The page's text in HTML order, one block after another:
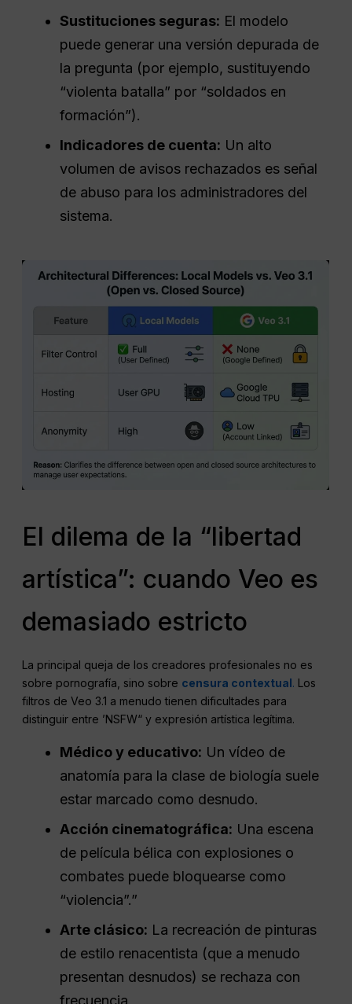
Sustituciones seguras: El modelo
puede generar una versión depurada de
la pregunta (por ejemplo, sustituyendo
“violenta batalla” por “soldados en
formación”).
Indicadores de cuenta: Un alto
volumen de avisos rechazados es señal
de abuso para los administradores del
sistema.
El dilema de la “libertad
artística”: cuando Veo es
demasiado estricto
La principal queja de los creadores profesionales no es
sobre pornografía, sino sobre censura contextual. Los
filtros de Veo 3.1 a menudo tienen dificultades para
distinguir entre ’NSFW“ y expresión artística legítima.
Médico y educativo: Un vídeo de
anatomía para la clase de biología suele
estar marcado como desnudo.
Acción cinematográfica: Una escena
de película bélica con explosiones o
combates puede bloquearse como
“violencia”.”
Arte clásico: La recreación de pinturas
de estilo renacentista (que a menudo
presentan desnudos) se rechaza con
frecuencia.